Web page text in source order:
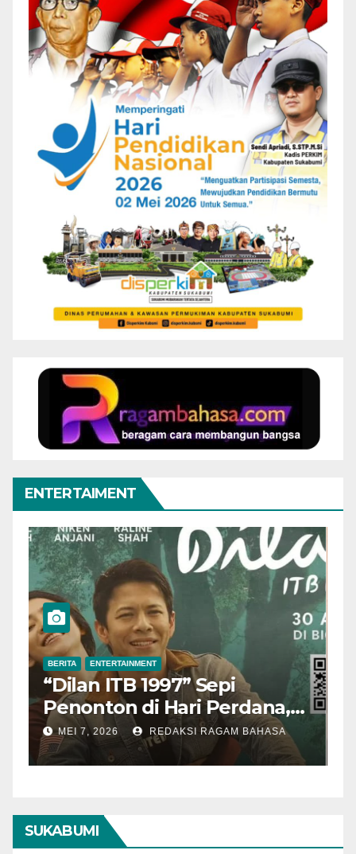
ENTERTAIMENT
BERITA ENTERTAINMENT
“Dilan ITB 1997” Sepi
Penonton di Hari Perdana,
Pengamat Nilai Cerita
Kurang Kuat
MEI 7, 2026 REDAKSI RAGAM BAHASA
SUKABUMI